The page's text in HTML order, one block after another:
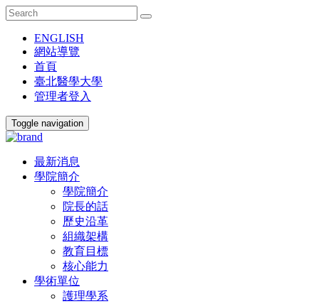
ENGLISH
網站導覽
首頁
臺北醫學大學
管理者登入
Toggle navigation
最新消息
學院簡介
學院簡介
院長的話
歷史沿革
組織架構
教育目標
核心能力
學術單位
護理學系